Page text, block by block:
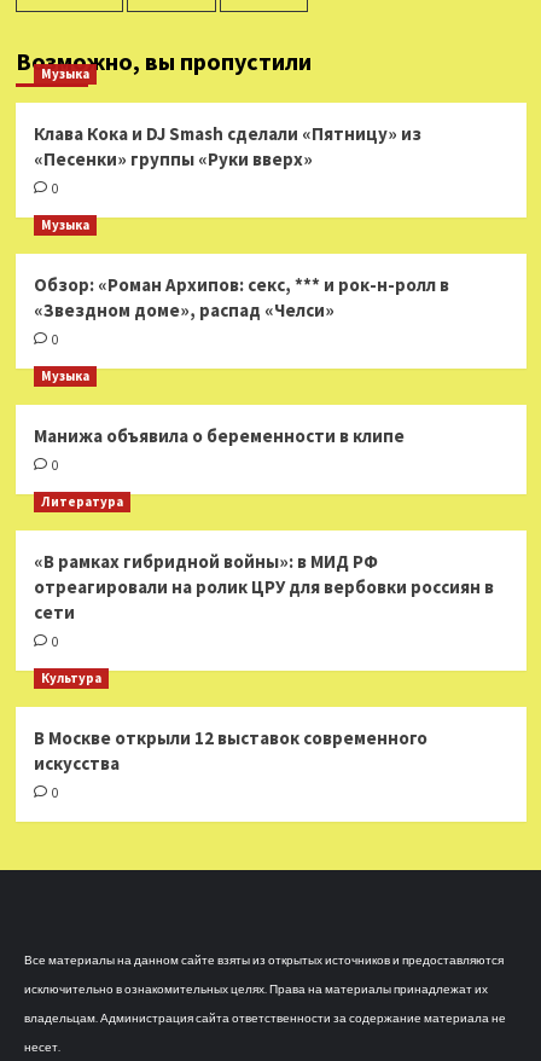
Возможно, вы пропустили
Музыка
Клава Кока и DJ Smash сделали «Пятницу» из
«Песенки» группы «Руки вверх»
0
Музыка
Обзор: «Роман Архипов: секс, *** и рок-н-ролл в
«Звездном доме», распад «Челси»
0
Музыка
Манижа объявила о беременности в клипе
0
Литература
«В рамках гибридной войны»: в МИД РФ
отреагировали на ролик ЦРУ для вербовки россиян в
сети
0
Культура
В Москве открыли 12 выставок современного
искусства
0
Все материалы на данном сайте взяты из открытых источников и предоставляются
исключительно в ознакомительных целях. Права на материалы принадлежат их
владельцам. Администрация сайта ответственности за содержание материала не
несет.